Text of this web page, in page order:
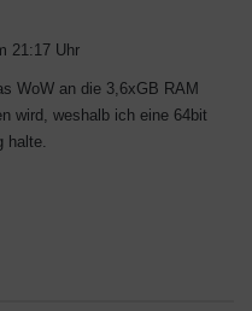
21:17 Uhr
WoW an die 3,6xGB RAM
wird, weshalb ich eine 64bit
halte.